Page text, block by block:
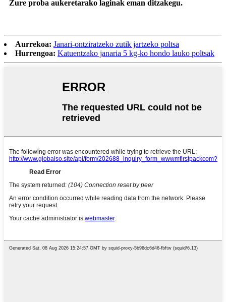
Zure proba aukeretarako laginak eman ditzakegu.
Aurrekoa: Janari-ontziratzeko zutik jartzeko poltsa
Hurrengoa: Katuentzako janaria 5 kg-ko hondo lauko poltsak